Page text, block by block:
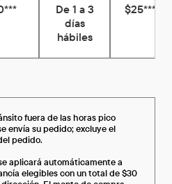
De 1 a 3
días
hábiles
$25***
fuera de las horas pico
envía su pedido; excluye el
pedido.
aplicará automáticamente a
elegibles con un total de $30